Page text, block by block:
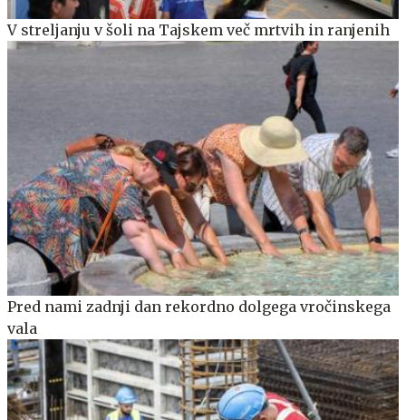
V streljanju v šoli na Tajskem več mrtvih in ranjenih
Pred nami zadnji dan rekordno dolgega vročinskega
vala